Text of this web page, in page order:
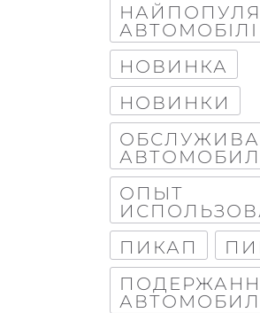
АВТОМОБІЛІ
НОВИНКА
НОВИНКИ
ОПЫТ
ПИКАП